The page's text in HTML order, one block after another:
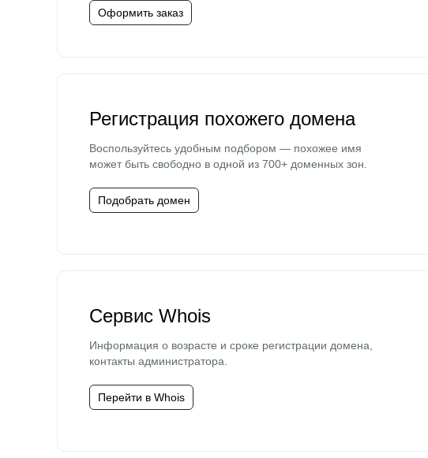
Оформить заказ
Регистрация похожего домена
Воспользуйтесь удобным подбором — похожее имя
может быть свободно в одной из 700+ доменных зон.
Подобрать домен
Сервис Whois
Информация о возрасте и сроке регистрации домена,
контакты администратора.
Перейти в Whois